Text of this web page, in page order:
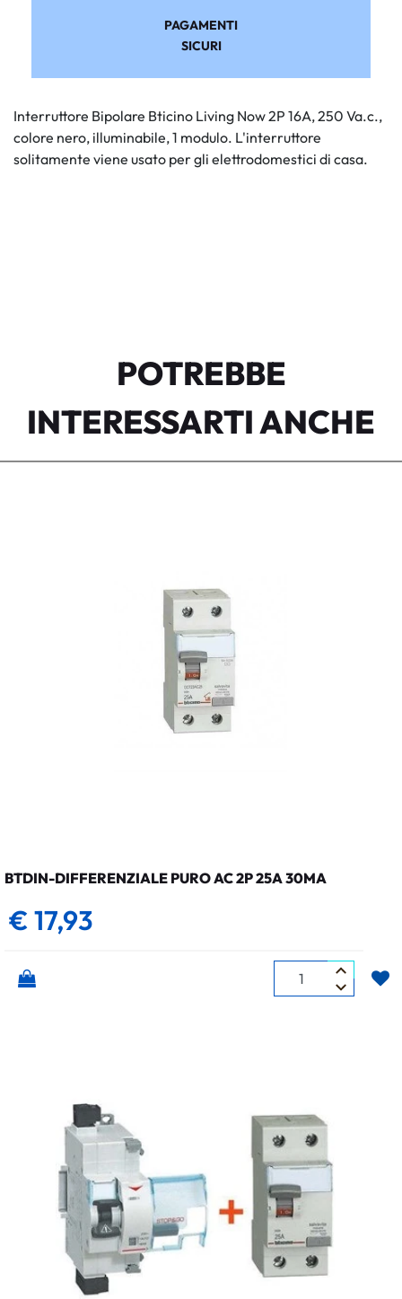
PAGAMENTI
SICURI
Interruttore Bipolare Bticino Living Now 2P 16A, 250 Va.c.,
colore nero, illuminabile, 1 modulo. L'interruttore
solitamente viene usato per gli elettrodomestici di casa.
POTREBBE
INTERESSARTI ANCHE
BTDIN-DIFFERENZIALE PURO AC 2P 25A 30MA
€ 17,93
Quantità